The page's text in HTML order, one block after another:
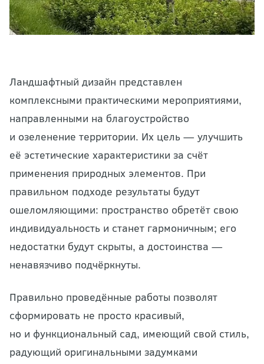
Ландшафтный дизайн представлен
комплексными практическими мероприятиями,
направленными на благоустройство
и озеленение территории. Их цель — улучшить
её эстетические характеристики за счёт
применения природных элементов. При
правильном подходе результаты будут
ошеломляющими: пространство обретёт свою
индивидуальность и станет гармоничным; его
недостатки будут скрыты, а достоинства —
ненавязчиво подчёркнуты.
Правильно проведённые работы позволят
сформировать не просто красивый,
но и функциональный сад, имеющий свой стиль,
радующий оригинальными задумками